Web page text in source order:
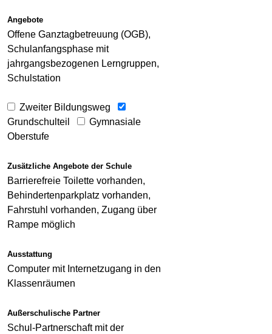
Angebote
Offene Ganztagbetreuung (OGB),
Schulanfangsphase mit
jahrgangsbezogenen Lerngruppen,
Schulstation
Zweiter Bildungsweg
Grundschulteil
Gymnasiale
Oberstufe
Zusätzliche Angebote der Schule
Barrierefreie Toilette vorhanden,
Behindertenparkplatz vorhanden,
Fahrstuhl vorhanden, Zugang über
Rampe möglich
Ausstattung
Computer mit Internetzugang in den
Klassenräumen
Außerschulische Partner
Schul-Partnerschaft mit der